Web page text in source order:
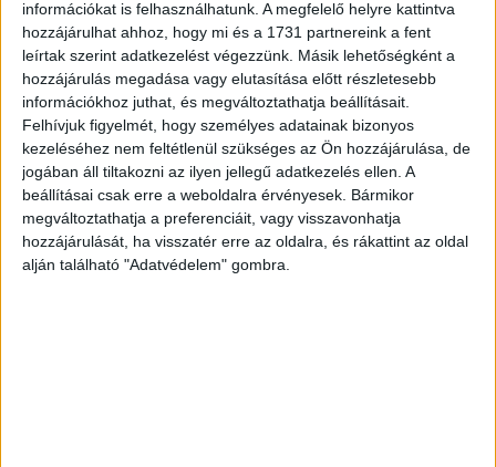
információkat is felhasználhatunk. A megfelelő helyre kattintva
hozzájárulhat ahhoz, hogy mi és a 1731 partnereink a fent
leírtak szerint adatkezelést végezzünk. Másik lehetőségként a
hozzájárulás megadása vagy elutasítása előtt részletesebb
információkhoz juthat, és megváltoztathatja beállításait.
Felhívjuk figyelmét, hogy személyes adatainak bizonyos
kezeléséhez nem feltétlenül szükséges az Ön hozzájárulása, de
jogában áll tiltakozni az ilyen jellegű adatkezelés ellen. A
beállításai csak erre a weboldalra érvényesek. Bármikor
megváltoztathatja a preferenciáit, vagy visszavonhatja
hozzájárulását, ha visszatér erre az oldalra, és rákattint az oldal
alján található "Adatvédelem" gombra.
szerepelt. Ezáltal nemcsak a főzéshez való
tehetségükről, hanem együttműködési képességeikről és
kreativitásukról is képet kaphattak a nézők. A
tehetségkutatót hatalmas érdeklődés övezte, az
epizódok átlagosan 1,2 millió megtekintést értek el a
szervező TikTok oldalán.
A verseny győztesének kiválasztása végül 2 fázisban
zajlott. Az első körben a játék házigazdája és zsűrije, a
tavalyi Recept Rulett nyertese, Sass Dani gasztroszakértő